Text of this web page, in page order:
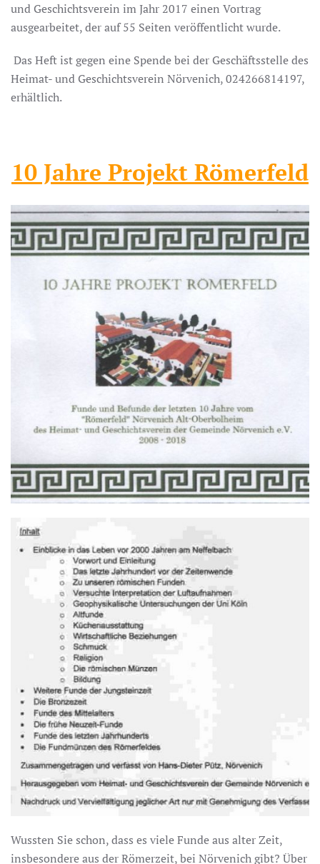
und Geschichtsverein im Jahr 2017 einen Vortrag
ausgearbeitet, der auf 55 Seiten veröffentlicht wurde.
Das Heft ist gegen eine Spende bei der Geschäftsstelle des
Heimat- und Geschichtsverein Nörvenich, 024266814197,
erhältlich.
10 Jahre Projekt Römerfeld
Wussten Sie schon, dass es viele Funde aus alter Zeit,
insbesondere aus der Römerzeit, bei Nörvenich gibt? Über